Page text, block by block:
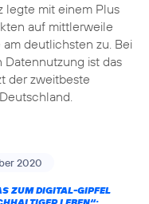
legte mit einem Plus
auf mittlerweile
deutlichsten zu. Bei
Datennutzung ist das
der zweitbeste
2020
ZUM DIGITAL-GIPFEL